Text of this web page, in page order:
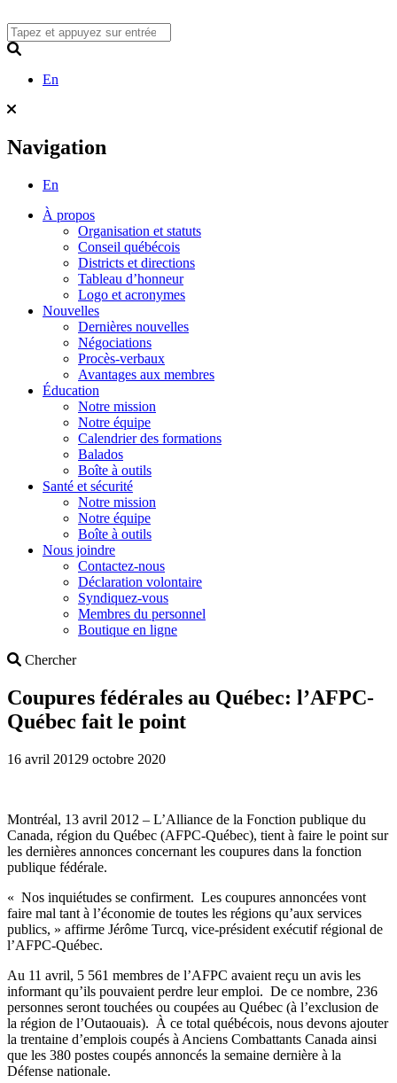
to
content
En
Navigation
En
À propos
Organisation et statuts
Conseil québécois
Districts et directions
Tableau d’honneur
Logo et acronymes
Nouvelles
Dernières nouvelles
Négociations
Procès-verbaux
Avantages aux membres
Éducation
Notre mission
Notre équipe
Calendrier des formations
Balados
Boîte à outils
Santé et sécurité
Notre mission
Notre équipe
Boîte à outils
Nous joindre
Contactez-nous
Déclaration volontaire
Syndiquez-vous
Membres du personnel
Boutique en ligne
ChercherSearch
Coupures fédérales au Québec: l’AFPC-
Québec fait le point
16 avril 20129 octobre 2020
Montréal, 13 avril 2012 – L’Alliance de la Fonction publique du
Canada, région du Québec (AFPC-Québec), tient à faire le point sur
les dernières annonces concernant les coupures dans la fonction
publique fédérale.
« Nos inquiétudes se confirment. Les coupures annoncées vont
faire mal tant à l’économie de toutes les régions qu’aux services
publics, » affirme Jérôme Turcq, vice-président exécutif régional de
l’AFPC-Québec.
Au 11 avril, 5 561 membres de l’AFPC avaient reçu un avis les
informant qu’ils pouvaient perdre leur emploi. De ce nombre, 236
personnes seront touchées ou coupées au Québec (à l’exclusion de
la région de l’Outaouais). À ce total québécois, nous devons ajouter
la trentaine d’emplois coupés à Anciens Combattants Canada ainsi
que les 380 postes coupés annoncés la semaine dernière à la
Défense nationale.